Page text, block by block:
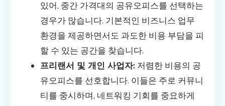
있어, 중간 가격대의 공유오피스를 선택하는
경우가 많습니다. 기본적인 비즈니스 업무
환경을 제공하면서도 과도한 비용 부담을 피
할 수 있는 공간을 찾습니다.
프리랜서 및 개인 사업자: 저렴한 비용의 공
유오피스를 선호합니다. 이들은 주로 커뮤니
티를 중시하며, 네트워킹 기회를 중요하게